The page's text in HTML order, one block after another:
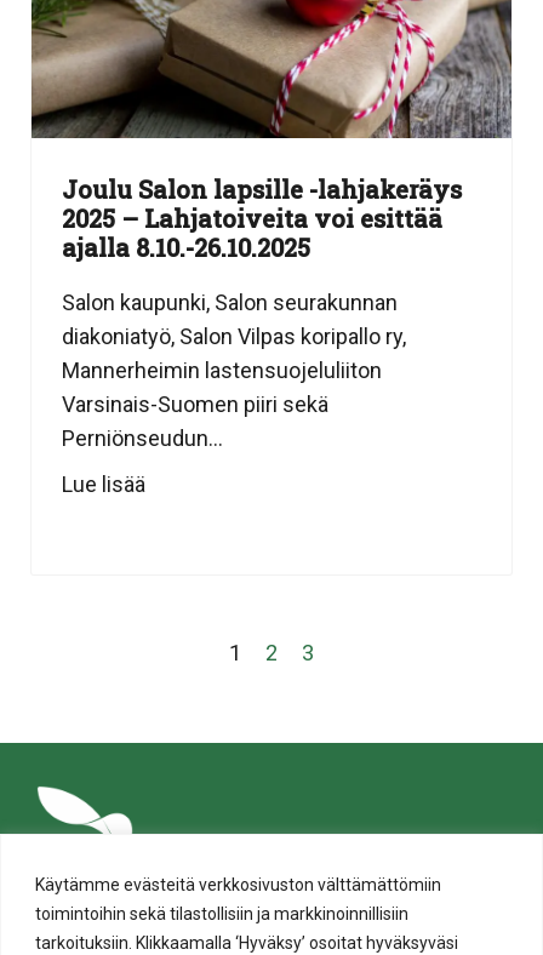
Käytämme evästeitä verkkosivuston välttämättömiin
toimintoihin sekä tilastollisiin ja markkinoinnillisiin
tarkoituksiin. Klikkaamalla ‘Hyväksy’ osoitat hyväksyväsi
Joulu Salon lapsille -lahjakeräys
2025 – Lahjatoiveita voi esittää
ajalla 8.10.-26.10.2025
Salon kaupunki, Salon seurakunnan
diakoniatyö, Salon Vilpas koripallo ry,
Mannerheimin lastensuojeluliiton
Varsinais-Suomen piiri sekä
Perniönseudun...
Lue lisää
1 2 3